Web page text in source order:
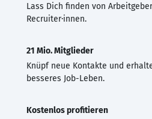
Lass Dich finden von
Recruiter·innen.
21 Mio. Mitglieder
Knüpf neue Kontakte und
besseres Job-Leben.
Kostenlos profitieren